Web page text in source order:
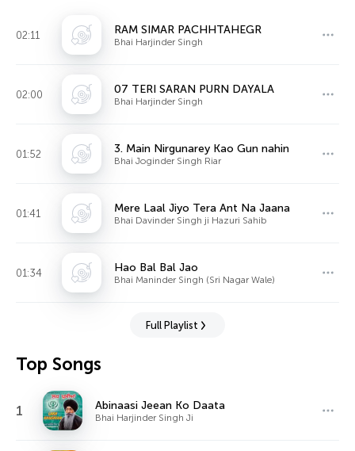
02:11 RAM SIMAR PACHHTAHEGR
Bhai Harjinder Singh
02:00 07 TERI SARAN PURN DAYALA
Bhai Harjinder Singh
01:52 3. Main Nirgunarey Kao Gun nahin
Bhai Joginder Singh Riar
01:41 Mere Laal Jiyo Tera Ant Na Jaana
Bhai Davinder Singh ji Hazuri Sahib
01:34 Hao Bal Bal Jao
Bhai Maninder Singh (Sri Nagar Wale)
Full Playlist
Top Songs
1 Abinaasi Jeean Ko Daata
Bhai Harjinder Singh Ji